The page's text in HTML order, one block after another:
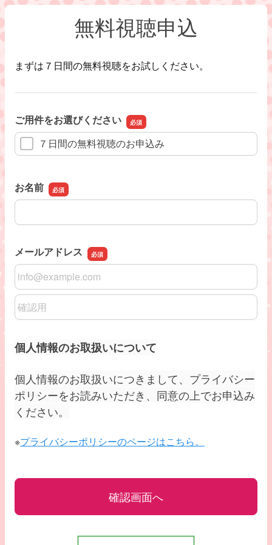
無料視聴申込
まずは７日間の無料視聴をお試しください。
ご用件をお選びください
７日間の無料視聴のお申込み
お名前
お名前
メールアドレス
メールアドレス
メールアドレスの確認用
個人情報のお取扱いについて
個人情報のお取扱いにつきまして、プライバシー
ポリシーをお読みいただき、同意の上でお申込み
ください。
※プライバシーポリシーのページはこちら。